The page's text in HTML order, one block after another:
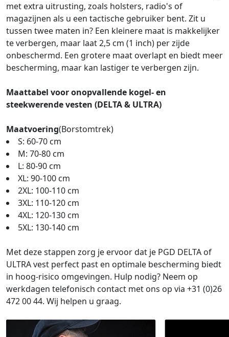
met extra uitrusting, zoals holsters, radio's of
magazijnen als u een tactische gebruiker bent. Zit u
tussen twee maten in? Een kleinere maat is makkelijker
te verbergen, maar laat 2,5 cm (1 inch) per zijde
onbeschermd. Een grotere maat overlapt en biedt meer
bescherming, maar kan lastiger te verbergen zijn.
Maattabel voor onopvallende kogel- en
steekwerende vesten (DELTA & ULTRA)
Maatvoering(Borstomtrek)
S: 60-70 cm
M: 70-80 cm
L: 80-90 cm
XL: 90-100 cm
2XL: 100-110 cm
3XL: 110-120 cm
4XL: 120-130 cm
5XL: 130-140 cm
Met deze stappen zorg je ervoor dat je PGD DELTA of
ULTRA vest perfect past en optimale bescherming biedt
in hoog-risico omgevingen. Hulp nodig? Neem op
werkdagen telefonisch contact met ons op via +31 (0)26
472 00 44. Wij helpen u graag.